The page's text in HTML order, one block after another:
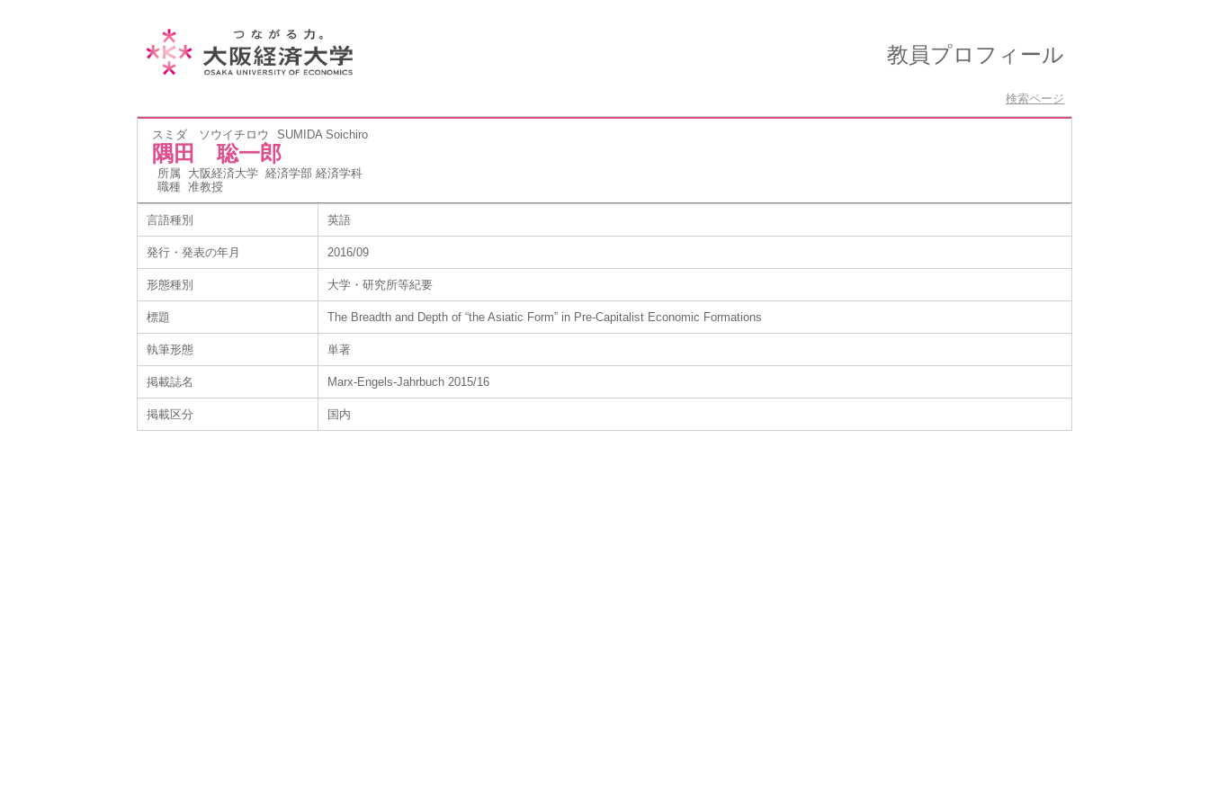
教員プロフィール
検索ページ
スミダ ソウイチロウ SUMIDA Soichiro
隅田 聡一郎
所属 大阪経済大学 経済学部 経済学科
職種 准教授
言語種別 英語
発行・発表の年月 2016/09
形態種別 大学・研究所等紀要
標題 The Breadth and Depth of “the Asiatic Form” in Pre-Capitalist Economic Formations
執筆形態 単著
掲載誌名 Marx-Engels-Jahrbuch 2015/16
掲載区分 国内